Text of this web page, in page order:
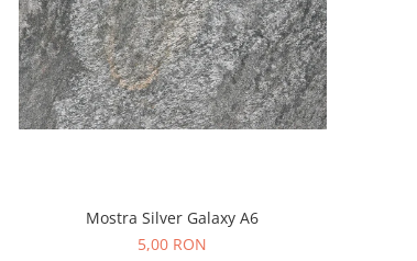
Mostra Silver Galaxy A6
5,00 RON